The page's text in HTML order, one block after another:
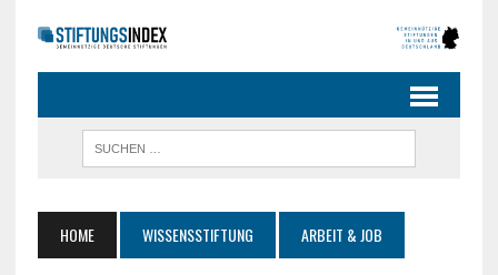
HOME WISSENSSTIFTUNG ARBEIT & JOB